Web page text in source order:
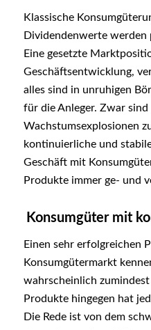
Klassische
Dividendenwerte
Eine gesetzte
Geschäftsentwicklung,
alles sind in unruhigen
für die Anleger. Zwar
Wachstumsexplosionen
kontinuierliche und
Geschäft mit
Produkte immer ge- und
Konsumgüter mit
Einen sehr erfolgreichen
Konsumgütermarkt
wahrscheinlich
Produkte hingegen hat
Die Rede ist von dem